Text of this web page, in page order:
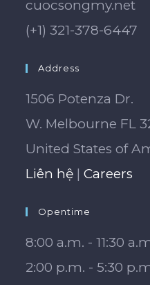
cuocsongmy.net
(+1) 321-378-6447
Address
1506 Potenza Dr.
W. Melbourne FL
United States of
Liên hệ |Careers
Opentime
8:00 a.m. - 11:30
2:00 p.m. - 5:30